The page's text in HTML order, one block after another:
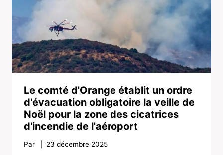
Le comté d'Orange établit un ordre
d'évacuation obligatoire la veille de
Noël pour la zone des cicatrices
d'incendie de l'aéroport
Par 23 décembre 2025